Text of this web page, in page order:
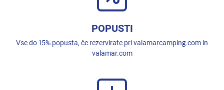
POPUSTI
Vse do 15% popusta, če rezervirate pri valamarcamping.com in
valamar.com